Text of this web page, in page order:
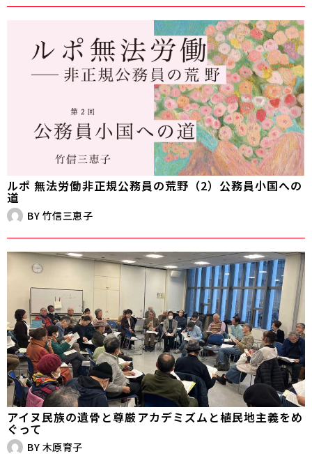
ルポ 無法労働――非正規公務員の荒野（2）公務員小国への
道
BY 竹信三恵子
アイヌ民族の遺骨と尊厳――アカデミズムと植民地主義をめ
ぐって
BY 木原育子